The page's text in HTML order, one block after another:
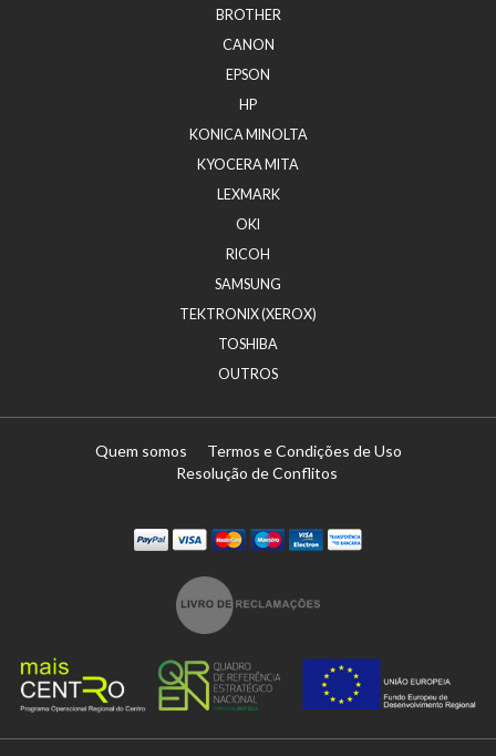
BROTHER
CANON
EPSON
HP
KONICA MINOLTA
KYOCERA MITA
LEXMARK
OKI
RICOH
SAMSUNG
TEKTRONIX (XEROX)
TOSHIBA
OUTROS
Quem somos
Termos e Condições de Uso
Resolução de Conflitos
MastercardMaestro
Visa Electron
Transferï¿½ncia